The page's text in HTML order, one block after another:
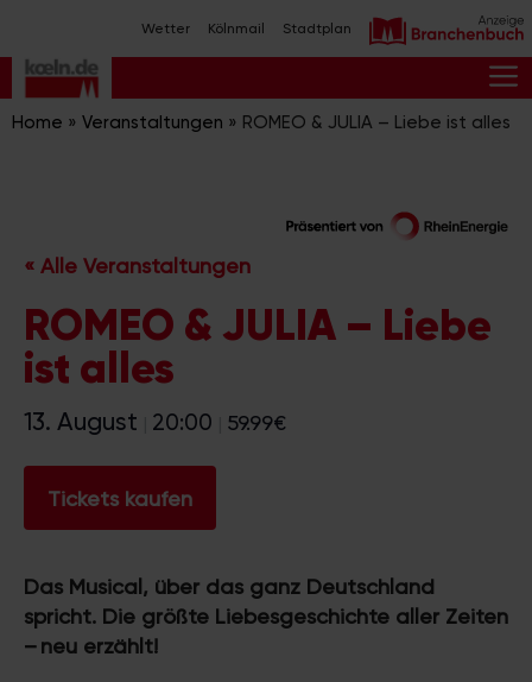
Inhalt
springen
Wetter Kölnmail Stadtplan
Home » Veranstaltungen » ROMEO & JULIA – Liebe ist alles
« Alle Veranstaltungen
ROMEO & JULIA – Liebe
ist alles
13. August 20:00 59.99€
Tickets kaufen
Das Musical, über das ganz Deutschland
spricht. Die größte Liebesgeschichte aller Zeiten
– neu erzählt!